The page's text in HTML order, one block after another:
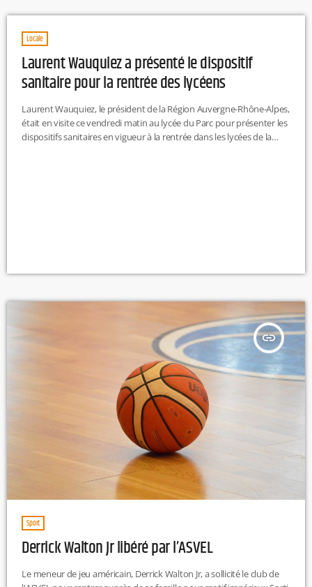
cardiaque ou un cancer. Le 15 mai marquera quant à lui l'ouverture
[…]
Locale
Laurent Wauquiez a présenté le dispositif
sanitaire pour la rentrée des lycéens
Laurent Wauquiez, le président de la Région Auvergne-Rhône-Alpes,
était en visite ce vendredi matin au lycée du Parc pour présenter les
dispositifs sanitaires en vigueur à la rentrée dans les lycées de la
insert_link
Sport
Derrick Walton Jr libéré par l’ASVEL
Le meneur de jeu américain, Derrick Walton Jr, a sollicité le club de